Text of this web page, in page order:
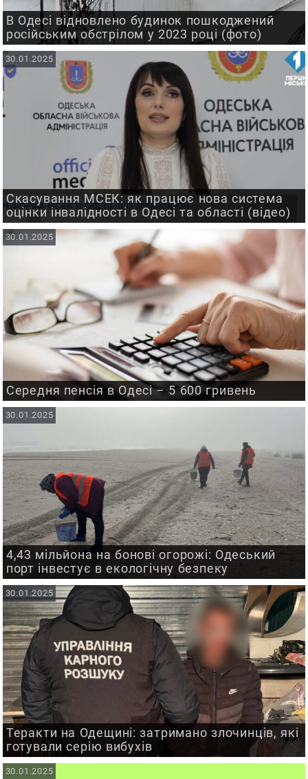
В Одесі відновлено будинок пошкоджений
російським обстрілом у 2023 році (фото)
Скасування МСЕК: як працює нова система
оцінки інвалідності в Одесі та області (відео)
30.01.2025
Середня пенсія в Одесі – 5 600 гривень
30.01.2025
4,43 мільйона на бонові огорожі: Одеський
порт інвестує в екологічну безпеку
30.01.2025
Теракти на Одещині: затримано злочинців, які
готували серію вибухів
30.01.2025
30.01.2025